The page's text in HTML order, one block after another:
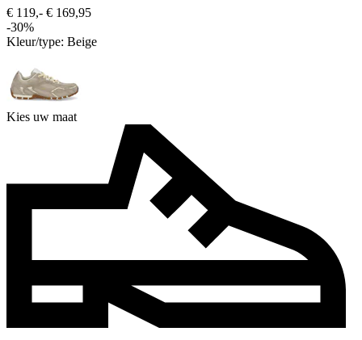
€ 119,- € 169,95
-30%
Kleur/type: Beige
Kies uw maat